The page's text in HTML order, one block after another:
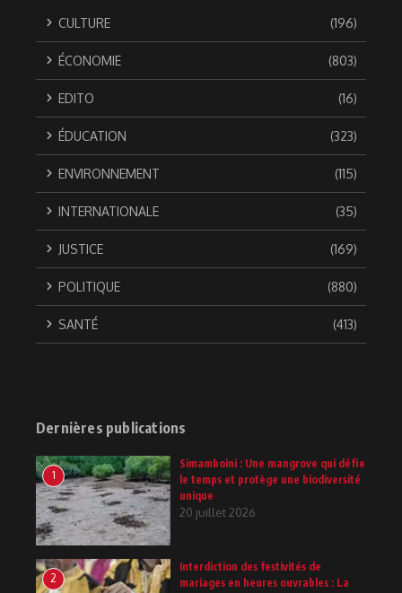
CULTURE (196)
ÉCONOMIE (803)
EDITO (16)
ÉDUCATION (323)
ENVIRONNEMENT (115)
INTERNATIONALE (35)
JUSTICE (169)
POLITIQUE (880)
SANTÉ (413)
Dernières publications
1
Simamboini : Une mangrove qui défie
le temps et protège une biodiversité
unique
20 juillet 2026
2
Interdiction des festivités de
mariages en heures ouvrables : La